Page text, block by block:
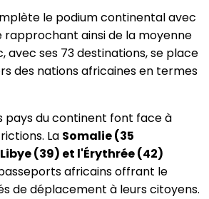
le podium continental avec
rapprochant ainsi de la moyenne
avec ses 73 destinations, se place
des nations africaines en termes
pays du continent font face à
La Somalie (35
(39) et l'Érythrée (42)
africains offrant le
de déplacement à leurs citoyens.